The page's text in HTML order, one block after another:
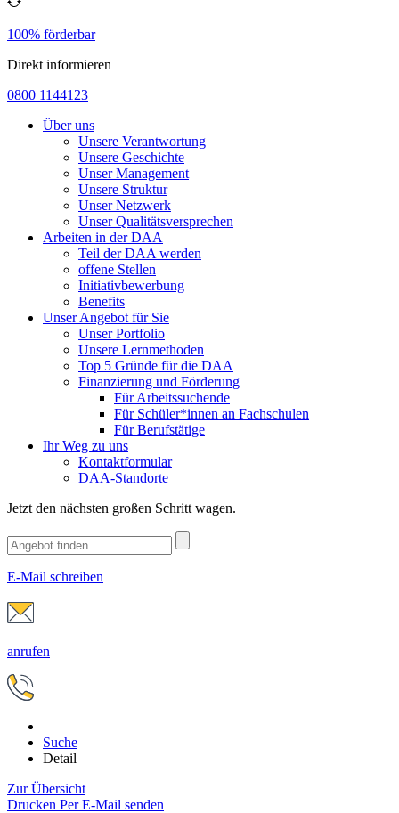
100% förderbar
Direkt informieren
0800 1144123
Über uns
Unsere Verantwortung
Unsere Geschichte
Unser Management
Unsere Struktur
Unser Netzwerk
Unser Qualitätsversprechen
Arbeiten in der DAA
Teil der DAA werden
offene Stellen
Initiativbewerbung
Benefits
Unser Angebot für Sie
Unser Portfolio
Unsere Lernmethoden
Top 5 Gründe für die DAA
Finanzierung und Förderung
Für Arbeitssuchende
Für Schüler*innen an Fachschulen
Für Berufstätige
Ihr Weg zu uns
Kontaktformular
DAA-Standorte
Jetzt den nächsten großen Schritt wagen.
E-Mail schreiben
anrufen
Suche
Detail
Zur Übersicht
Drucken Per E-Mail senden